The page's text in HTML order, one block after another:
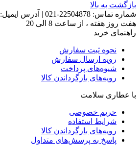
بازگشت به بالا
شماره تماس: 22504878-021
| آدرس ایمیل:
هفت روز هفته ، از ساعت 8 الی 20
راهنمای خرید
نحوه ثبت سفارش
رویه ارسال سفارش
شیوه‌های پرداخت
رویه‌های بازگرداندن کالا
با عطاری سلامت
حریم خصوصی
شرایط استفاده
رویه‌های بازگرداندن کالا
پاسخ به پرسش‌های متداول